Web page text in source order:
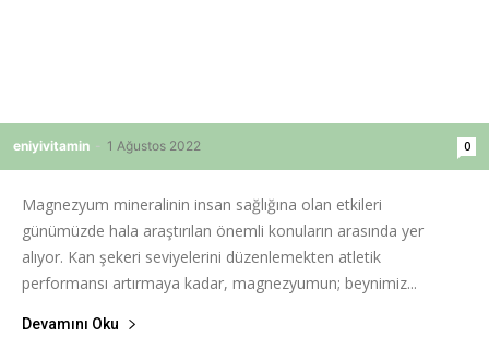
eniyivitamin - 1 Ağustos 2022 0
Magnezyum mineralinin insan sağlığına olan etkileri
günümüzde hala araştırılan önemli konuların arasında yer
alıyor. Kan şekeri seviyelerini düzenlemekten atletik
performansı artırmaya kadar, magnezyumun; beynimiz...
Devamını Oku